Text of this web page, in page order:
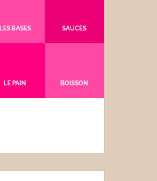
LES BASES SAUCES
LE PAIN BOISSON